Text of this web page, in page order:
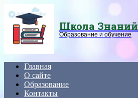
Школа Знаний
Образование и обучение
Главная
О сайте
Образование
Контакты